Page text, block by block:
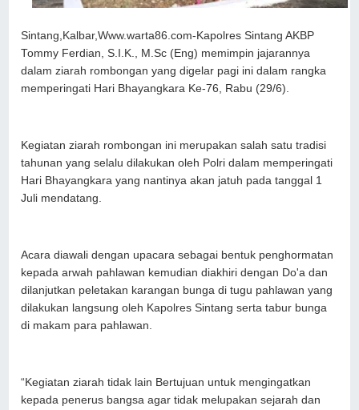
Sintang,Kalbar,Www.warta86.com-Kapolres Sintang AKBP
Tommy Ferdian, S.I.K., M.Sc (Eng) memimpin jajarannya
dalam ziarah rombongan yang digelar pagi ini dalam rangka
memperingati Hari Bhayangkara Ke-76, Rabu (29/6).
Kegiatan ziarah rombongan ini merupakan salah satu tradisi
tahunan yang selalu dilakukan oleh Polri dalam memperingati
Hari Bhayangkara yang nantinya akan jatuh pada tanggal 1
Juli mendatang.
Acara diawali dengan upacara sebagai bentuk penghormatan
kepada arwah pahlawan kemudian diakhiri dengan Do'a dan
dilanjutkan peletakan karangan bunga di tugu pahlawan yang
dilakukan langsung oleh Kapolres Sintang serta tabur bunga
di makam para pahlawan.
“Kegiatan ziarah tidak lain Bertujuan untuk mengingatkan
kepada penerus bangsa agar tidak melupakan sejarah dan